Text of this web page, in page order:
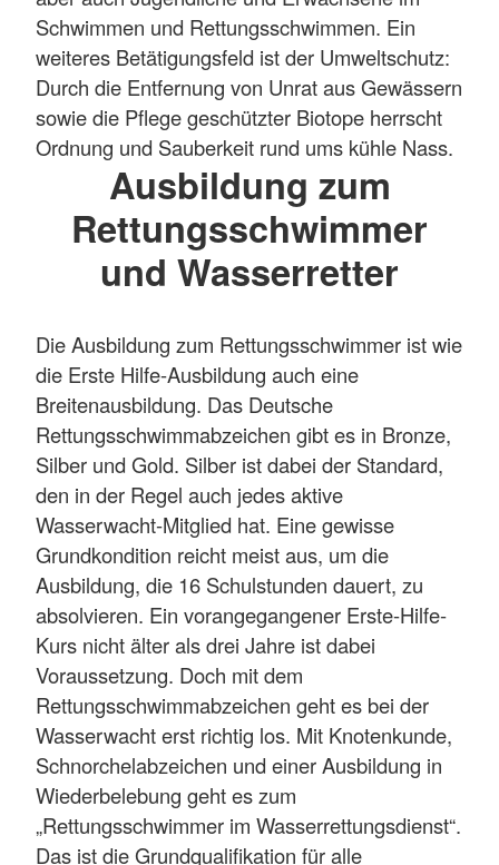
Schwimmen und Rettungsschwimmen. Ein
weiteres Betätigungsfeld ist der Umweltschutz:
Durch die Entfernung von Unrat aus Gewässern
sowie die Pflege geschützter Biotope herrscht
Ordnung und Sauberkeit rund ums kühle Nass.
Ausbildung zum
Rettungsschwimmer
und Wasserretter
Die Ausbildung zum Rettungsschwimmer ist wie
die Erste Hilfe-Ausbildung auch eine
Breitenausbildung. Das Deutsche
Rettungsschwimmabzeichen gibt es in Bronze,
Silber und Gold. Silber ist dabei der Standard,
den in der Regel auch jedes aktive
Wasserwacht-Mitglied hat. Eine gewisse
Grundkondition reicht meist aus, um die
Ausbildung, die 16 Schulstunden dauert, zu
absolvieren. Ein vorangegangener Erste-Hilfe-
Kurs nicht älter als drei Jahre ist dabei
Voraussetzung. Doch mit dem
Rettungsschwimmabzeichen geht es bei der
Wasserwacht erst richtig los. Mit Knotenkunde,
Schnorchelabzeichen und einer Ausbildung in
Wiederbelebung geht es zum
„Rettungsschwimmer im Wasserrettungsdienst“.
Das ist die Grundqualifikation für alle